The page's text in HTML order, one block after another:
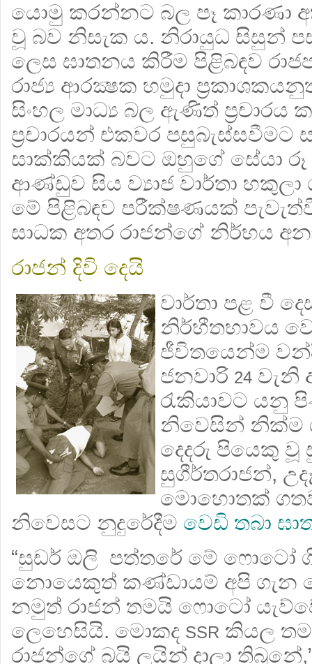
යොමු කරන්නට බල පෑ කාරණා
වූ බව නිසැක ය. නිරායුධ සිසුන්
ලෙස ඝාතනය කිරීම පිළිබඳව
රාජ්‍ය ආරක්‍ෂක හමුදා
සිංහල මාධ්‍ය බල ඇණිත් ප්‍ර‍චාරය
ප්‍ර‍චාරයන් එකවර පසුබැස්සවීමට
සාක්කියක් බවට ඔහුගේ සේයා රූ
ආණ්ඩුව සිය ව්‍යාජ වාර්තා
මේ පිළිබඳව පරීක්ෂණයක්
සාධක අතර රාජන්ගේ නිර්භය
රාජන් දිවි දෙයි
වාර්තා පළ වී
නිර්භීතභාවය
ජීවිතයෙන්ම
ජනවාරි 24 වැනි
රැකියාවට යනු
නිවෙසින් නික්ම
දෙදරු පියෙකු වූ
සුගීර්තරාජන්,
මොහොතක්
නිවෙසට නුදුරේදීම වෙඩි තබා
“සුඩර් ඔලි පත්තරේ මේ ෆොටෝ
නොයෙකුත් කණ්ඩායම් අපි ගැන
නමුත් රාජන් තමයි ෆොටෝ
ලෙහෙසියි. මොකද SSR කියල
රාජන්ගේ බයි ලයින් දාලා